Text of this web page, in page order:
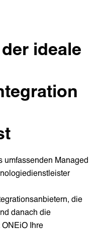
ideale
umfassenden Managed
die
danach die
ONEiO Ihre